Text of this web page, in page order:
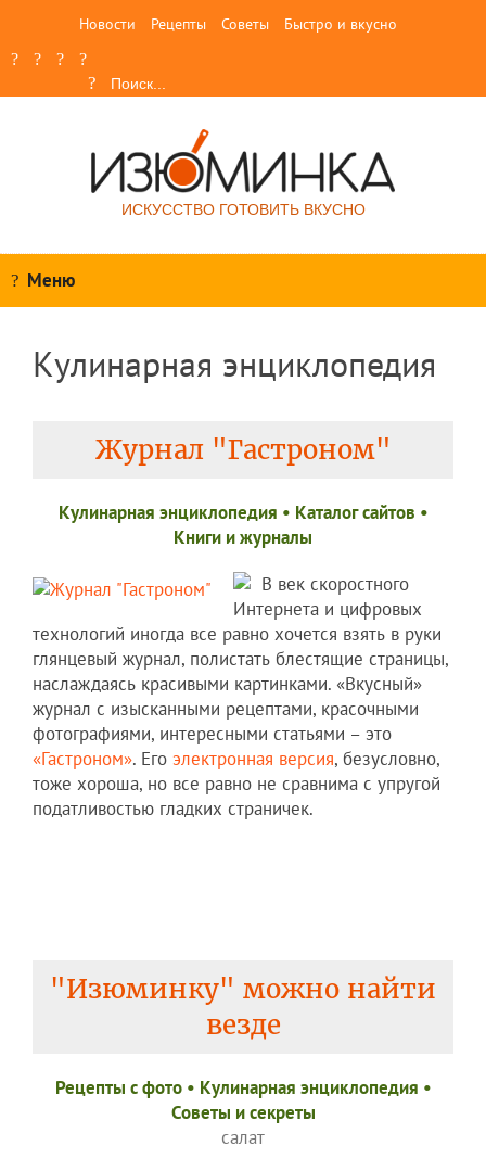
Новости Рецепты Советы Быстро и вкусно
ИСКУССТВО ГОТОВИТЬ ВКУСНО
Меню
Кулинарная энциклопедия
Журнал "Гастроном"
Кулинарная энциклопедия • Каталог сайтов •
Книги и журналы
В век скоростного
Интернета и цифровых
технологий иногда все равно хочется взять в руки
глянцевый журнал, полистать блестящие страницы,
наслаждаясь красивыми картинками. «Вкусный»
журнал с изысканными рецептами, красочными
фотографиями, интересными статьями – это
«Гастроном». Его электронная версия, безусловно,
тоже хороша, но все равно не сравнима с упругой
податливостью гладких страничек.
"Изюминку" можно найти
везде
Рецепты c фото• Кулинарная энциклопедия •
Советы и секреты
салат